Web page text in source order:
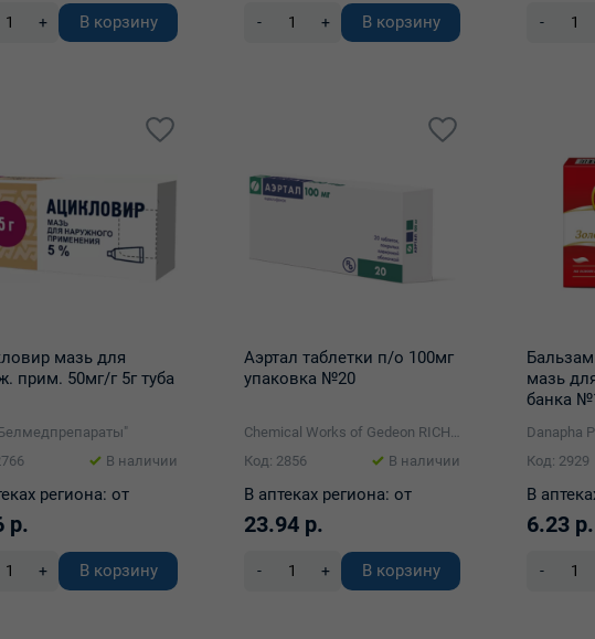
+ В корзину - + В корзину -
мазь для
прим. 50мг/г 5г туба
В наличии
региона: от
р.
+ В корзину
Аэртал таблетки п/о 100мг
упаковка №20
Код: 2856
В наличии
В аптеках региона: от
23.94 р.
- + В корзину
мазь
банка
Код: 2929
В
6.23 р.
-